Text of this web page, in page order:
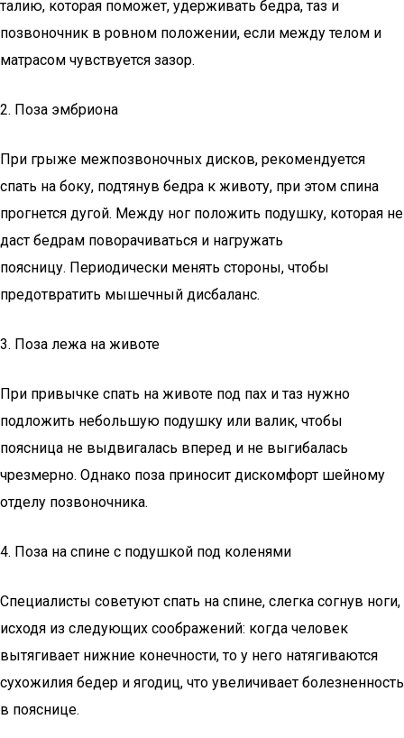
талию, которая поможет, удерживать бедра, таз и
позвоночник в ровном положении, если между телом и
матрасом чувствуется зазор.
2. Поза эмбриона
При грыже межпозвоночных дисков, рекомендуется
спать на боку, подтянув бедра к животу, при этом спина
прогнется дугой. Между ног положить подушку, которая не
даст бедрам поворачиваться и нагружать
поясницу. Периодически менять стороны, чтобы
предотвратить мышечный дисбаланс.
3. Поза лежа на животе
При привычке спать на животе под пах и таз нужно
подложить небольшую подушку или валик, чтобы
поясница не выдвигалась вперед и не выгибалась
чрезмерно. Однако поза приносит дискомфорт шейному
отделу позвоночника.
4. Поза на спине с подушкой под коленями
Специалисты советуют спать на спине, слегка согнув ноги,
исходя из следующих соображений: когда человек
вытягивает нижние конечности, то у него натягиваются
сухожилия бедер и ягодиц, что увеличивает болезненность
в пояснице.